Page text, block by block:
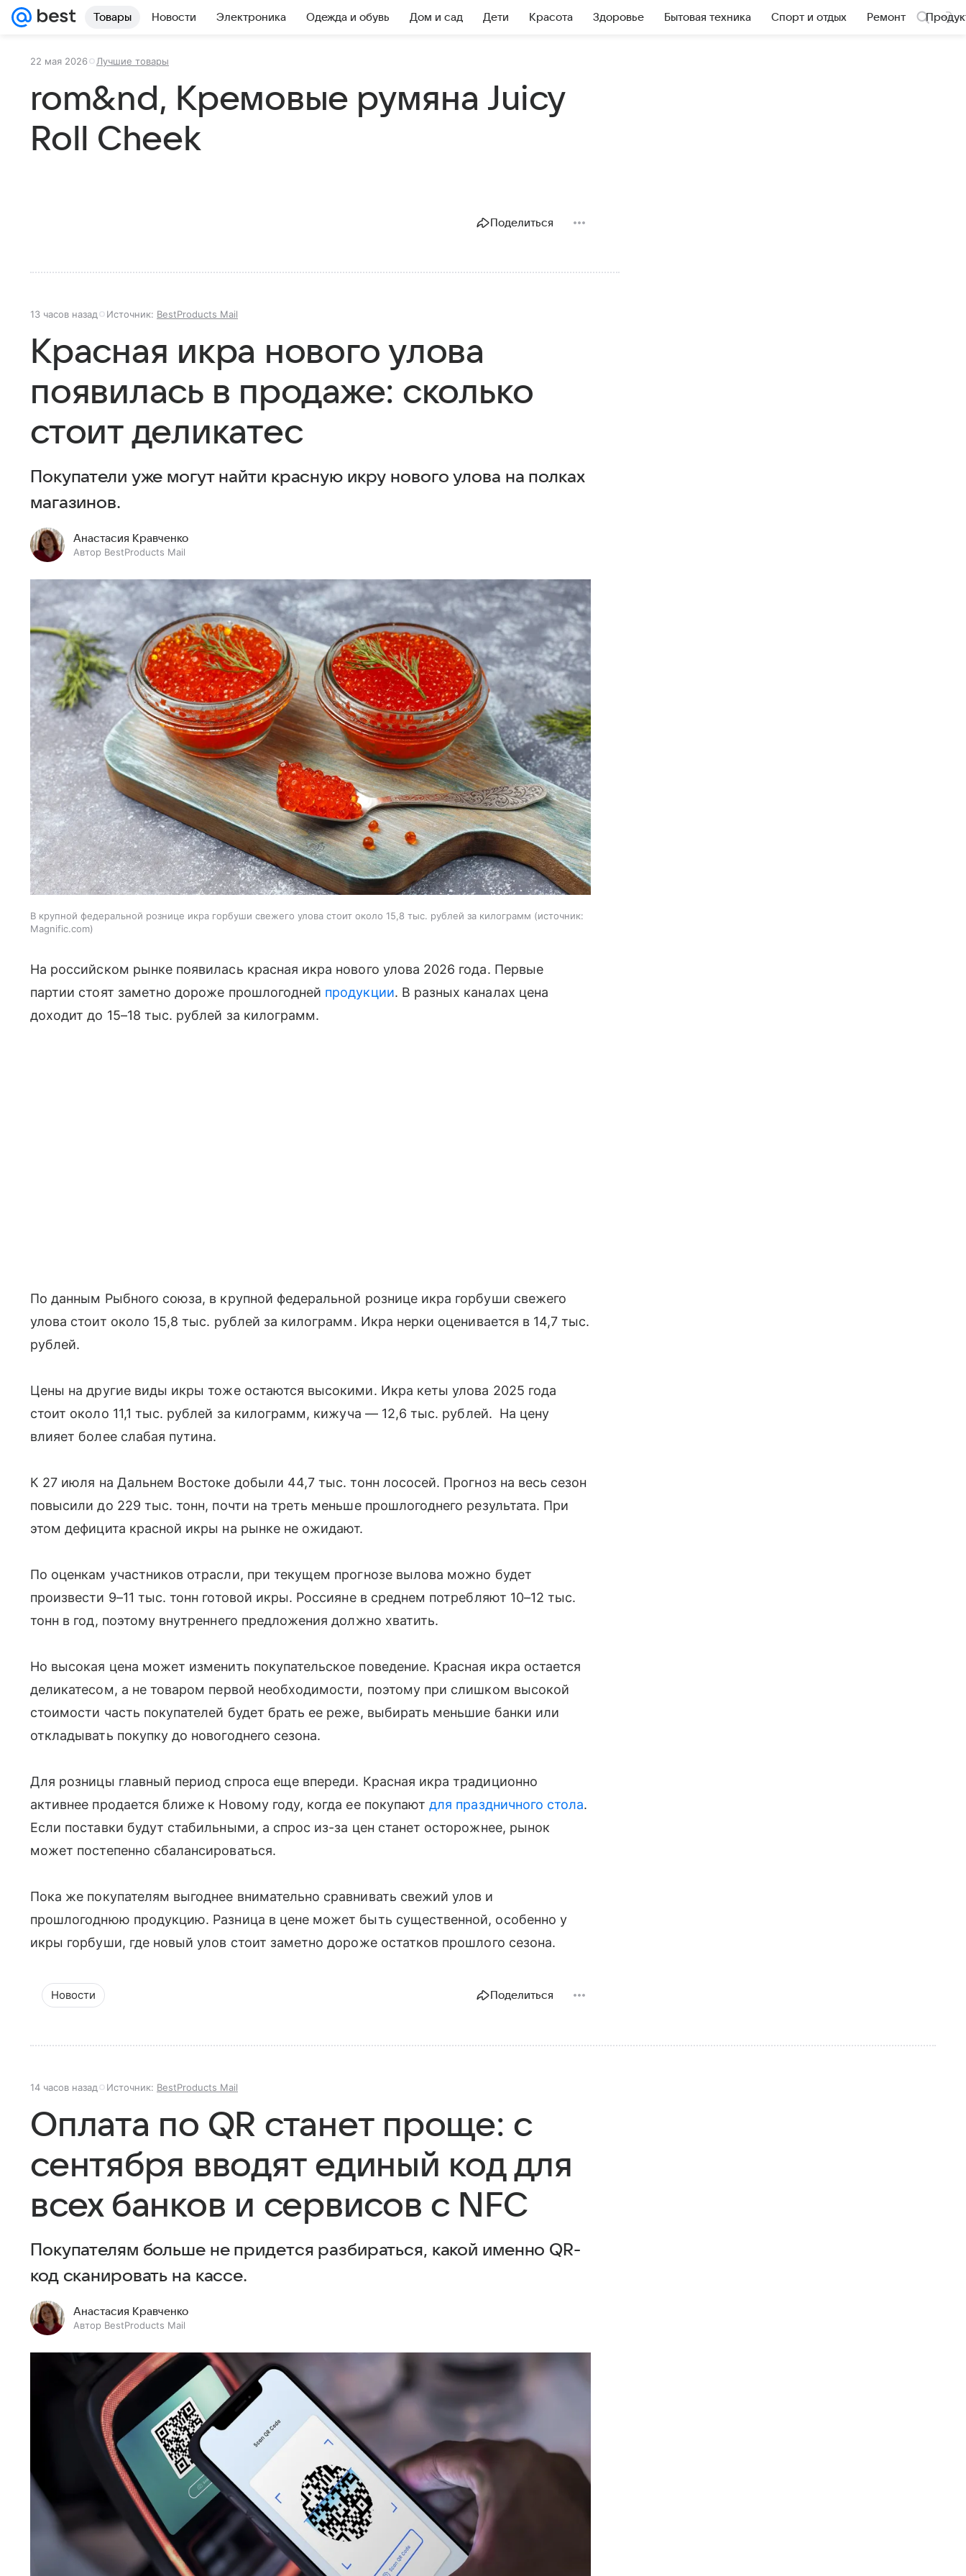
Товары Новости Электроника Одежда и обувь Дом и сад Дети Красота Здоровье Бытовая техника Спорт и отдых Ремонт
22 мая 2026 Лучшие товары
rom&nd, Кремовые румяна Juicy
Roll Cheek
Поделиться
13 часов назад Источник: BestProducts Mail
Красная икра нового улова
появилась в продаже: сколько
стоит деликатес
Покупатели уже могут найти красную икру нового улова на полках
магазинов.
Анастасия Кравченко
Автор BestProducts Mail
В крупной федеральной рознице икра горбуши свежего улова стоит около 15,8 тыс. рублей за килограмм
источник:
Magnific.com
На российском рынке появилась красная икра нового улова 2026 года. Первые
партии стоят заметно дороже прошлогодней продукции. В разных каналах цена
доходит до 15–18 тыс. рублей за килограмм.
По данным Рыбного союза, в крупной федеральной рознице икра горбуши свежего
улова стоит около 15,8 тыс. рублей за килограмм. Икра нерки оценивается в 14,7 тыс.
рублей.
Цены на другие виды икры тоже остаются высокими. Икра кеты улова 2025 года
стоит около 11,1 тыс. рублей за килограмм, кижуча — 12,6 тыс. рублей. На цену
влияет более слабая путина.
К 27 июля на Дальнем Востоке добыли 44,7 тыс. тонн лососей. Прогноз на весь сезон
повысили до 229 тыс. тонн, почти на треть меньше прошлогоднего результата. При
этом дефицита красной икры на рынке не ожидают.
По оценкам участников отрасли, при текущем прогнозе вылова можно будет
произвести 9–11 тыс. тонн готовой икры. Россияне в среднем потребляют 10–12 тыс.
тонн в год, поэтому внутреннего предложения должно хватить.
Но высокая цена может изменить покупательское поведение. Красная икра остается
деликатесом, а не товаром первой необходимости, поэтому при слишком высокой
стоимости часть покупателей будет брать ее реже, выбирать меньшие банки или
откладывать покупку до новогоднего сезона.
Для розницы главный период спроса еще впереди. Красная икра традиционно
активнее продается ближе к Новому году, когда ее покупаютдля праздничного стола.
Если поставки будут стабильными, а спрос из-за цен станет осторожнее, рынок
может постепенно сбалансироваться.
Пока же покупателям выгоднее внимательно сравнивать свежий улов и
прошлогоднюю продукцию. Разница в цене может быть существенной, особенно у
икры горбуши, где новый улов стоит заметно дороже остатков прошлого сезона.
Новости Поделиться
14 часов назад Источник: BestProducts Mail
Оплата по QR станет проще: с
сентября вводят единый код для
всех банков и сервисов с NFC
Покупателям больше не придется разбираться, какой именно QR-
код сканировать на кассе.
Анастасия Кравченко
Автор BestProducts Mail